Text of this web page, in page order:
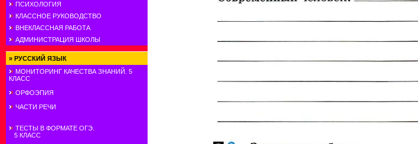
ПСИХОЛОГИЯ
КЛАССНОЕ РУКОВОДСТВО
ВНЕКЛАССНАЯ РАБОТА
АДМИНИСТРАЦИЯ ШКОЛЫ
» РУССКИЙ ЯЗЫК
МОНИТОРИНГ КАЧЕСТВА ЗНАНИЙ. 5
КЛАСС
ОРФОЭПИЯ
ЧАСТИ РЕЧИ
ТЕСТЫ В ФОРМАТЕ ОГЭ.
5 КЛАСС